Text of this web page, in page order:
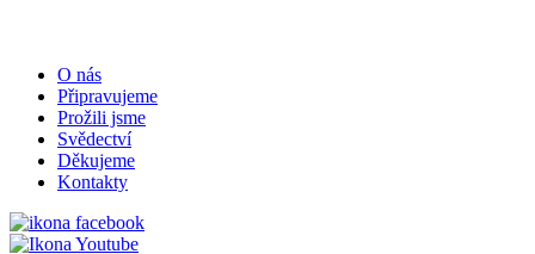
O nás
Připravujeme
Prožili jsme
Svědectví
Děkujeme
Kontakty